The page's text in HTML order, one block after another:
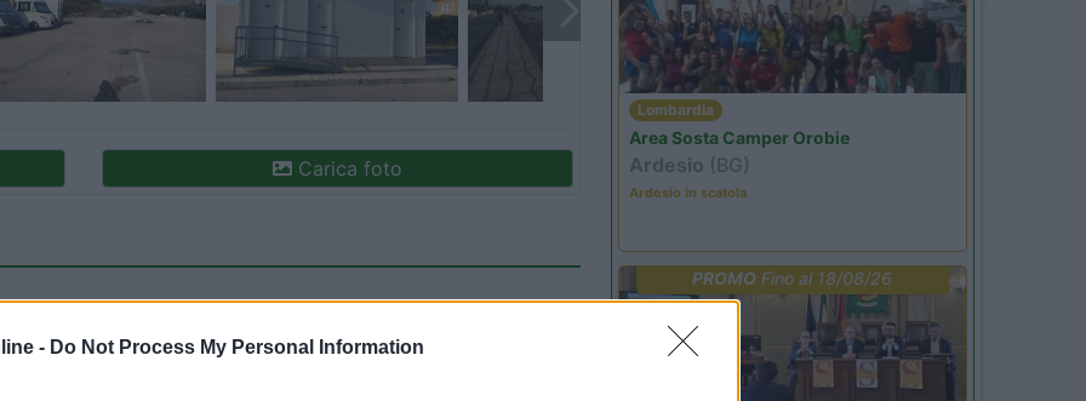
- Do Not Process My Personal Information
Carica foto
Lombardia
Area Sosta Camper Orobie
Ardesio (BG)
Ardesio in scatola
PROMO Fino al 18/08/26